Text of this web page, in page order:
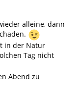
alleine, dann
in der Natur
Tag nicht
Abend zu